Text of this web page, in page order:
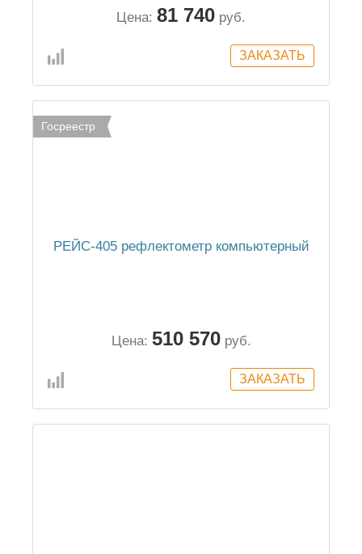
Цена: 81 740 руб.
Госреестр
РЕЙС-405 рефлектометр компьютерный
Цена: 510 570 руб.